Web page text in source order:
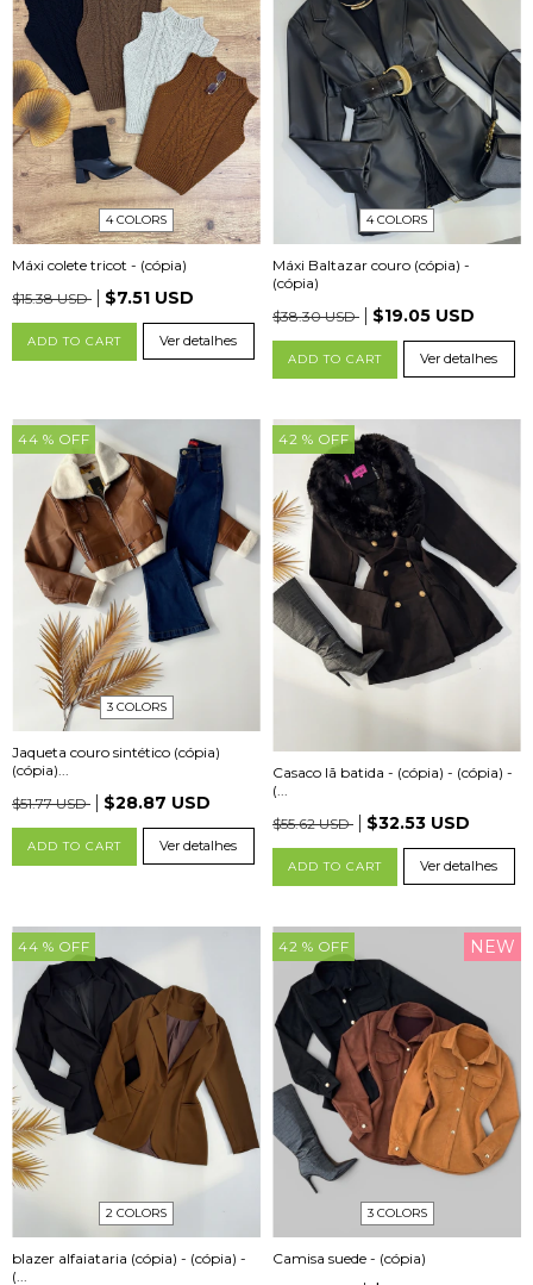
4 COLORS
Máxi colete tricot - (cópia)
$15.38 USD
$7.51 USD
ADD TO CART Ver detalhes
4 COLORS
Máxi Baltazar couro (cópia) -
(cópia)
$38.30 USD
$19.05 USD
ADD TO CART Ver detalhes
44 % OFF
3 COLORS
Jaqueta couro sintético (cópia)
(cópia)...
$51.77 USD
$28.87 USD
ADD TO CART Ver detalhes
42 % OFF
Casaco lã batida - (cópia) - (cópia) -
(...
$55.62 USD
$32.53 USD
ADD TO CART Ver detalhes
44 % OFF
2 COLORS
blazer alfaiataria (cópia) - (cópia) -
(...
42 % OFF NEW
3 COLORS
Camisa suede - (cópia)